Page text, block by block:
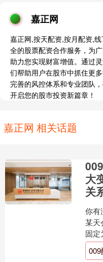
嘉正网
嘉正网,按天配资,按月配资,
全的股票配资合作服务，为
助力您实现财富增值。通过
们帮助用户在股市中抓住更
完善的风控体系和专业团队
开启您的股市投资新篇章！
嘉正网 相关话题
大
关
你有
某天
固定
串11
我们